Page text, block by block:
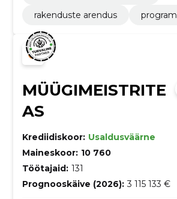
rakenduste arendus
MÜÜGIMEISTRITE
AS
Krediidiskoor: Usaldusväärne
Maineskoor: 10 760
Töötajaid: 131
Prognooskäive (2026): 3 115 133 €